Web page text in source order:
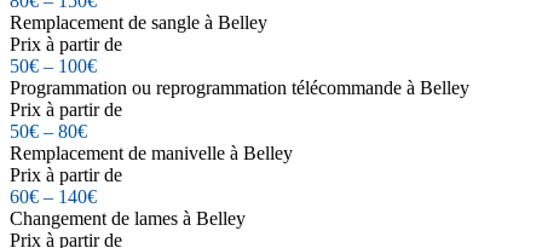
Remplacement de sangle à Belley
Prix à partir de
50€ – 100€
Programmation ou reprogrammation télécommande à Belley
Prix à partir de
50€ – 80€
Remplacement de manivelle à Belley
Prix à partir de
60€ – 140€
Changement de lames à Belley
Prix à partir de